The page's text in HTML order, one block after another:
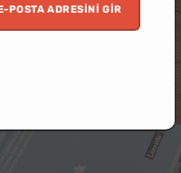
POSTA ADRESINI GIR